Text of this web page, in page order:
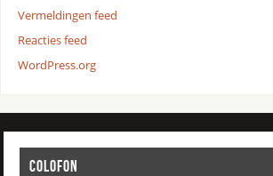
Vermeldingen feed
Reacties feed
WordPress.org
COLOFON